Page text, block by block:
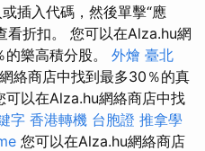
插入代碼，然後單擊“應
看折扣。 您可以在Alza.hu網
樂高積分股。 外燴 臺北
絡商店中找到最多30％的真
可以在Alza.hu網絡商店中找
字 香港轉機 台胞證 推拿學
您可以在Alza.hu網絡商店